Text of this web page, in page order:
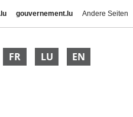
gouvernement.lu Andere Seiten
FR LU EN